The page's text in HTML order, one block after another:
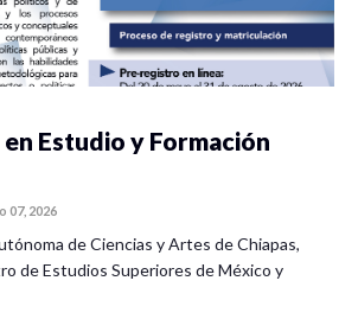
Estudio y Formación
07, 2026
de Ciencias y Artes de Chiapas,
de Estudios Superiores de México y